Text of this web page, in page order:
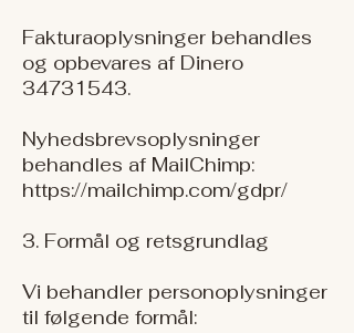
Fakturaoplysninger behandles
og opbevares af Dinero
34731543.
Nyhedsbrevsoplysninger
behandles af MailChimp:
https://mailchimp.com/gdpr/
3. Formål og retsgrundlag
Vi behandler personoplysninger
til følgende formål: